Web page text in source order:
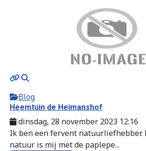
Blog
Heemtuin de Heimanshof
dinsdag, 28 november 2023 12:16
Ik ben een fervent natuurliefhebber.
natuur is mij met de paplepe...